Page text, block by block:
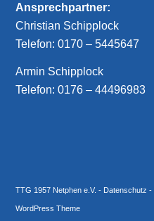
Ansprechpartner:
Christian Schipplock
Telefon:0170 – 5445647
Armin Schipplock
Telefon:0176 – 44496983
TTG 1957 Netphen e.V.- Datenschutz -
WordPress Theme